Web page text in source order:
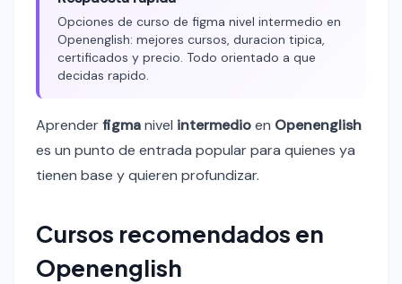
Opciones de curso de figma nivel intermedio en
Openenglish: mejores cursos, duracion tipica,
certificados y precio. Todo orientado a que
decidas rapido.
Aprenderfigmanivel intermedioen Openenglish
es un punto de entrada popular para quienes ya
tienen base y quieren profundizar.
Cursos recomendados en
Openenglish